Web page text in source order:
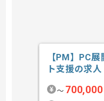
【PM】PC
ト支援の求
〜 700,000